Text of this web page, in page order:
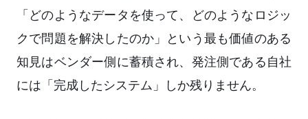
「どのようなデータを使って、どのようなロジッ
クで問題を解決したのか」という最も価値のある
知見はベンダー側に蓄積され、発注側である自社
には「完成したシステム」しか残りません。